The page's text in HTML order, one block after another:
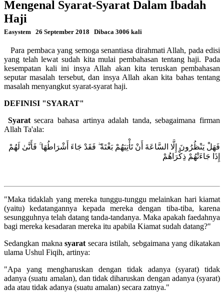
Mengenal Syarat-Syarat Dalam Ibadah
Haji
Easystem 26 September 2018 Dibaca 3006 kali
Para pembaca yang semoga senantiasa dirahmati Allah, pada edisi
yang telah lewat sudah kita mulai pembahasan tentang haji. Pada
kesempatan kali ini insya Allah akan kita teruskan pembahasan
seputar masalah tersebut, dan insya Allah akan kita bahas tentang
masalah menyangkut syarat-syarat haji.
DEFINISI "SYARAT"
Syaratsecara bahasa artinya adalah tanda, sebagaimana firman
Allah Ta'ala:
فَهَلْ يَنْظُرُونَ إِلَّا السَّاعَةَ أَنْ تَأْتِيَهُمْ بَغْتَةً ۖ فَقَدْ جَاءَ أَشْرَاطُهَا ۚ فَأَنَّىٰ لَهُمْ
إِذَا جَاءَتْهُمْ ذِكْرَاهُمْ
"Maka tidaklah yang mereka tunggu-tunggu melainkan hari kiamat
(yaitu) kedatangannya kepada mereka dengan tiba-tiba, karena
sesungguhnya telah datang tanda-tandanya. Maka apakah faedahnya
bagi mereka kesadaran mereka itu apabila Kiamat sudah datang?"
Sedangkan maknasyarat secara istilah, sebgaimana yang dikatakan
ulama Ushul Fiqih, artinya:
"Apa yang mengharuskan dengan tidak adanya (syarat) tidak
adanya (suatu amalan), dan tidak diharuskan dengan adanya (syarat)
ada atau tidak adanya (suatu amalan) secara zatnya."